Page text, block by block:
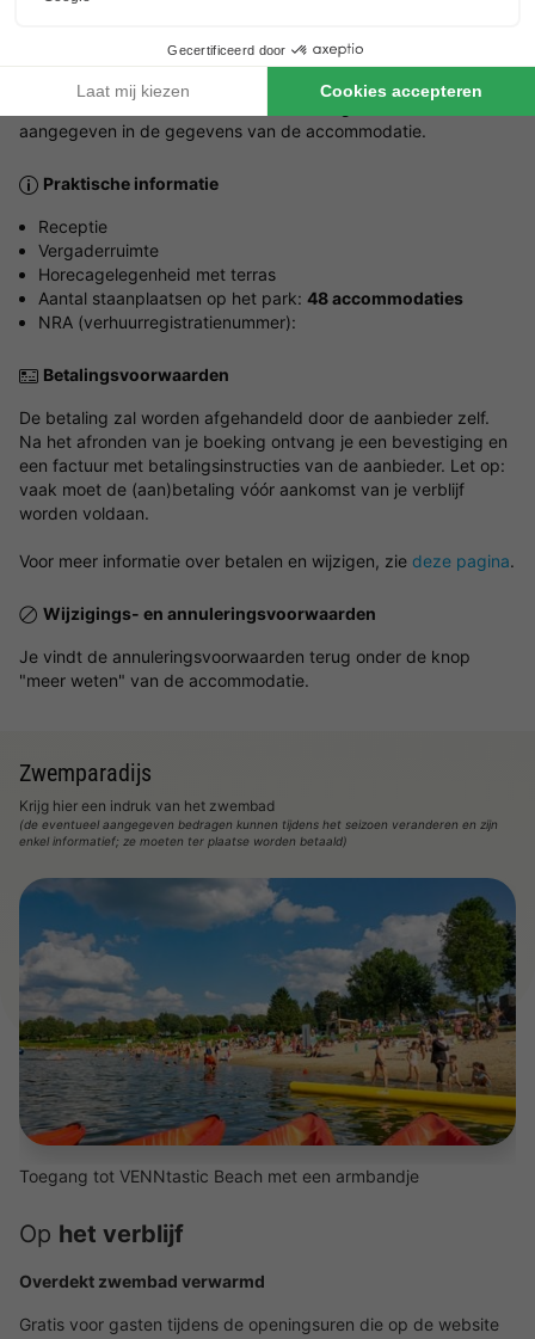
Huisdieren welkom.
Het maximaal aantal huisdieren dat is toegestaan wordt
aangegeven in de gegevens van de accommodatie.
Praktische informatie
Receptie
Vergaderruimte
Horecagelegenheid met terras
Aantal staanplaatsen op het park: 48 accommodaties
NRA (verhuurregistratienummer):
Betalingsvoorwaarden
De betaling zal worden afgehandeld door de aanbieder zelf.
Na het afronden van je boeking ontvang je een bevestiging en
een factuur met betalingsinstructies van de aanbieder. Let op:
vaak moet de (aan)betaling vóór aankomst van je verblijf
worden voldaan.
Voor meer informatie over betalen en wijzigen, zie deze pagina.
Wijzigings- en annuleringsvoorwaarden
Je vindt de annuleringsvoorwaarden terug onder de knop
"meer weten" van de accommodatie.
Zwemparadijs
Krijg hier een indruk van het zwembad
(de eventueel aangegeven bedragen kunnen tijdens het seizoen veranderen en zijn
enkel informatief; ze moeten ter plaatse worden betaald)
Toegang tot VENNtastic Beach met een armbandje
Op het verblijf
Overdekt zwembad verwarmd
Gratis voor gasten tijdens de openingsuren die op de website